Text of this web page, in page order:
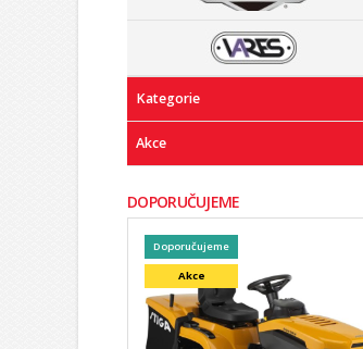
Kategorie
Akce
DOPORUČUJEME
Doporučujeme
Akce